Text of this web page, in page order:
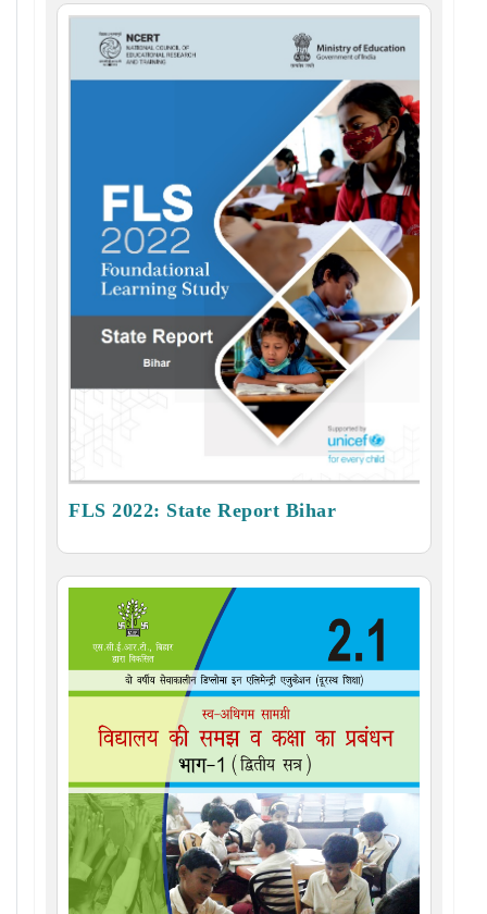
FLS 2022: State Report Bihar